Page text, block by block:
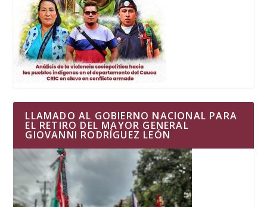
LLAMADO AL GOBIERNO NACIONAL PARA
EL RETIRO DEL MAYOR GENERAL
GIOVANNI RODRÍGUEZ LEÓN